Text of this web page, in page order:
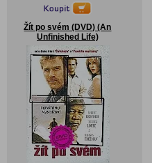
Žít po svém (DVD) (An
Unfinished Life)